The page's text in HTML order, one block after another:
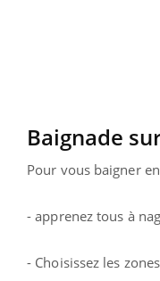
Baignade
Pour vous baigner
- apprenez tous à
- Choisissez les